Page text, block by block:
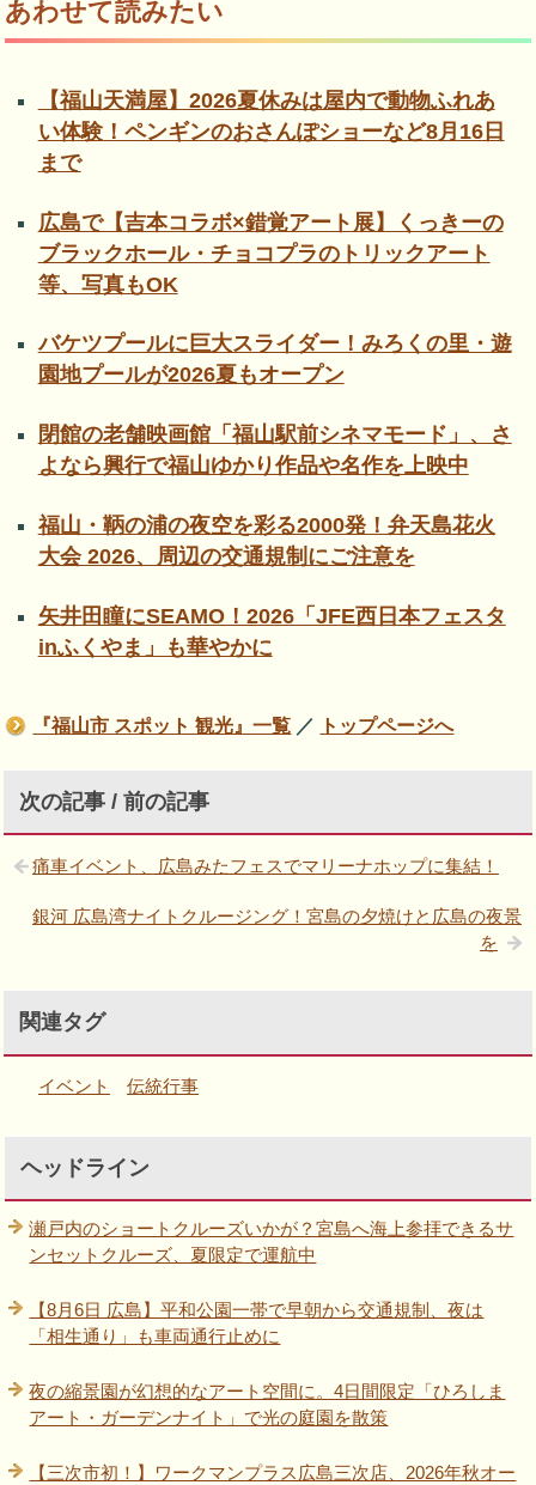
あわせて読みたい
【福山天満屋】2026夏休みは屋内で動物ふれあ
い体験！ペンギンのおさんぽショーなど8月16日
まで
広島で【吉本コラボ×錯覚アート展】くっきーの
ブラックホール・チョコプラのトリックアート
等、写真もOK
バケツプールに巨大スライダー！みろくの里・遊
園地プールが2026夏もオープン
閉館の老舗映画館「福山駅前シネマモード」、さ
よなら興行で福山ゆかり作品や名作を上映中
福山・鞆の浦の夜空を彩る2000発！弁天島花火
大会 2026、周辺の交通規制にご注意を
矢井田瞳にSEAMO！2026「JFE西日本フェスタ
inふくやま」も華やかに
『福山市 スポット 観光』一覧 ／ トップページへ
次の記事 / 前の記事
痛車イベント、広島みたフェスでマリーナホップに集結！
銀河 広島湾ナイトクルージング！宮島の夕焼けと広島の夜景
を
関連タグ
イベント 伝統行事
ヘッドライン
瀬戸内のショートクルーズいかが？宮島へ海上参拝できるサ
ンセットクルーズ、夏限定で運航中
【8月6日 広島】平和公園一帯で早朝から交通規制、夜は
「相生通り」も車両通行止めに
夜の縮景園が幻想的なアート空間に。4日間限定「ひろしま
アート・ガーデンナイト」で光の庭園を散策
【三次市初！】ワークマンプラス広島三次店、2026年秋オー